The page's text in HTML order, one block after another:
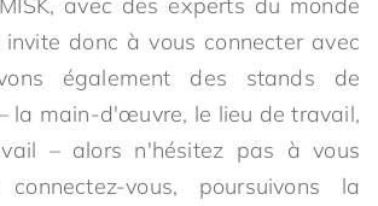
donc à vous connecter avec
également des stands de
la main-d'œuvre, le lieu de travail,
– alors n'hésitez pas à vous
vous, poursuivons la